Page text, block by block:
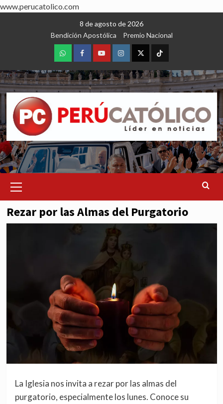
www.perucatolico.com
8 de agosto de 2026
Bendición Apostólica
Premio Nacional
WhatsAppFacebookYoutubeInstagram
X TikTok
Menu
Rezar por las Almas del Purgatorio
La Iglesia nos invita a rezar por las almas del
purgatorio, especialmente los lunes. Conoce su